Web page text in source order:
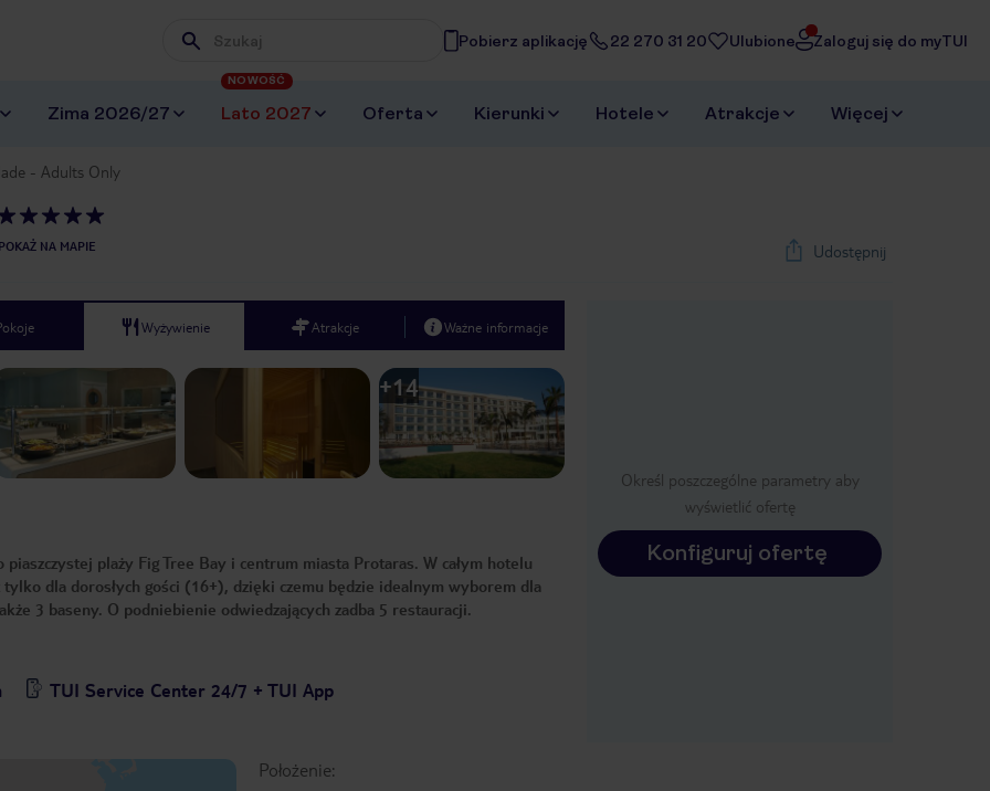
Wpisz frazę, której szukasz
Pobierz aplikację 22 270 31 20 Ulubione Zaloguj się do myTUI
Zima 2026/27 Lato 2027
NOWOŚĆ
Oferta Kierunki Hotele Atrakcje Więcej
- Adults Only
POKAŻ NA MAPIE Udostępnij
Określ poszczególne parametry aby
wyświetlić ofertę
Konfiguruj ofertę
Wyżywienie Atrakcje Ważne informacje
Next slide
1 /20
+14
plaży Fig Tree Bay i centrum miasta Protaras. W całym hotelu
dla dorosłych gości (16+), dzięki czemu będzie idealnym wyborem dla
3 baseny. O podniebienie odwiedzających zadba 5 restauracji.
TUI Service Center 24/7 + TUI App
Położenie: